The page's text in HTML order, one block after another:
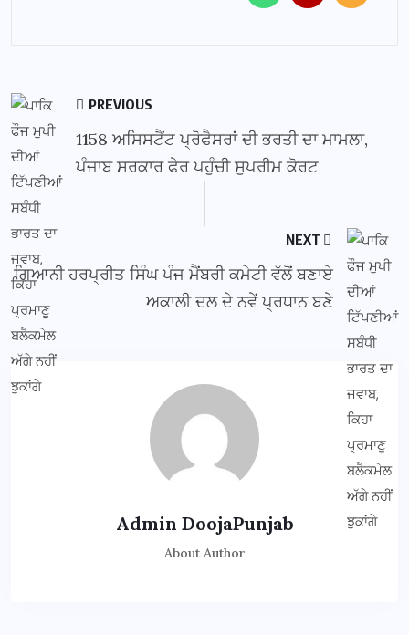
PREVIOUS
1158 ਅਸਿਸਟੈਂਟ ਪ੍ਰੋਫੈਸਰਾਂ ਦੀ ਭਰਤੀ ਦਾ ਮਾਮਲਾ,
ਪੰਜਾਬ ਸਰਕਾਰ ਫੇਰ ਪਹੁੰਚੀ ਸੁਪਰੀਮ ਕੋਰਟ
NEXT
ਗਿਆਨੀ ਹਰਪ੍ਰੀਤ ਸਿੰਘ ਪੰਜ ਮੈਂਬਰੀ ਕਮੇਟੀ ਵੱਲੋਂ ਬਣਾਏ
ਅਕਾਲੀ ਦਲ ਦੇ ਨਵੇਂ ਪ੍ਰਧਾਨ ਬਣੇ
Admin DoojaPunjab
About Author